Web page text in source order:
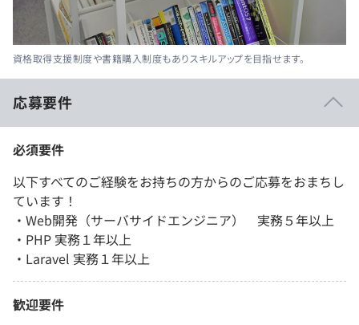
資格取得支援制度や書籍購入制度もありスキルアップを目指せます。
応募要件
必須要件
以下すべてのご経験をお持ちの方からのご応募をおまちし
ています！
・Web開発（サーバサイドエンジニア） 実務５年以上
・PHP 実務１年以上
・Laravel 実務１年以上
歓迎要件